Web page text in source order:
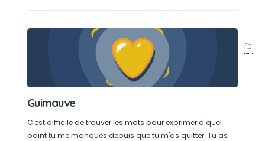
Guimauve
C'est difficile de trouver les mots pour exprimer à quel
point tu me manques depuis que tu m'as quitter. Tu as